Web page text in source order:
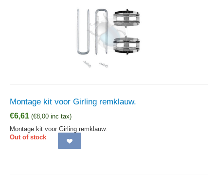
Montage kit voor Girling remklauw.
€6,61 (€8,00 inc tax)
Montage kit voor Girling remklauw.
Out of stock